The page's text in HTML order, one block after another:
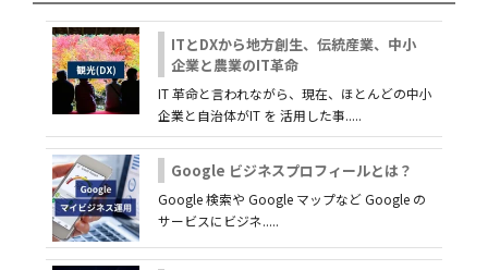
ITとDXから地方創生、伝統産業、中小
企業と農業のIT革命
IT 革命と言われながら、現在、ほとんどの中小
企業と自治体がIT を 活用した事.....
Google ビジネスプロフィールとは？
Google 検索や Google マップなど Google の
サービスにビジネ.....